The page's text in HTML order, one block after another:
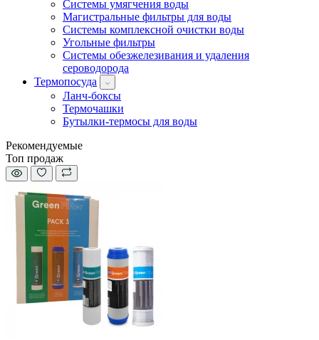
Системы умягчения воды
Магистральные фильтры для воды
Системы комплексной очистки воды
Угольные фильтры
Системы обезжелезивания и удаления
сероводорода
Термопосуда
Ланч-боксы
Термочашки
Бутылки-термосы для воды
Рекомендуемые
Топ продаж